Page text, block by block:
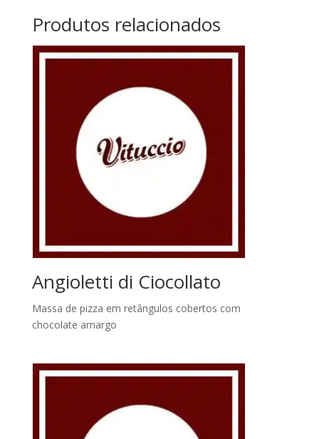
Produtos relacionados
Angioletti di Ciocollato
Massa de pizza em retângulos cobertos com
chocolate amargo